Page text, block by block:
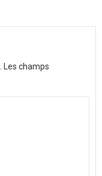
Les champs